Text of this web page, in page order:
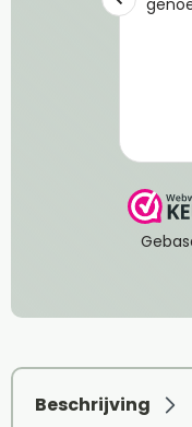
Beschrijving